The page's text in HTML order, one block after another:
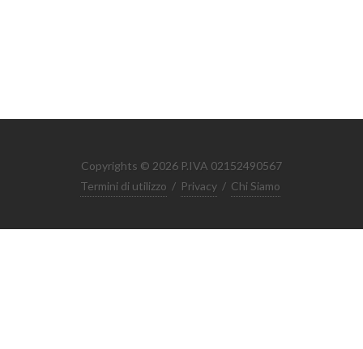
Copyrights © 2026 P.IVA 02152490567
Termini di utilizzo / Privacy / Chi Siamo